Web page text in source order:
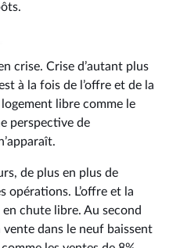
crise. Crise d’autant plus
à la fois de l’offre et de la
libre comme le
perspective de
de plus en plus de
opérations. L’offre et la
chute libre. Au second
dans le neuf baissent